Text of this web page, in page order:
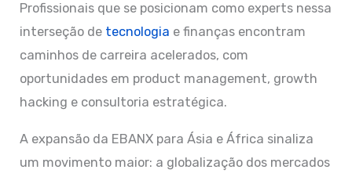
Profissionais que se posicionam como experts nessa
interseção de tecnologia e finanças encontram
caminhos de carreira acelerados, com
oportunidades em product management, growth
hacking e consultoria estratégica.
A expansão da EBANX para Ásia e África sinaliza
um movimento maior: a globalização dos mercados